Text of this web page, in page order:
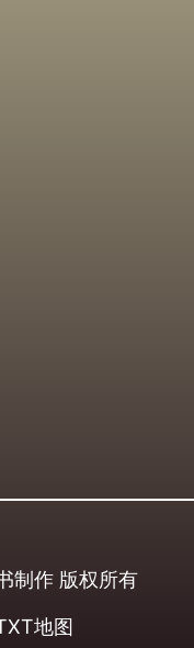
制作 版权所有
地图